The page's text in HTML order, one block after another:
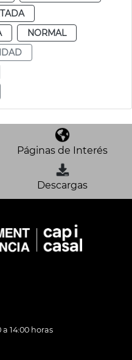
NORMAL
Páginas de Interés
Descargas
14:00 horas